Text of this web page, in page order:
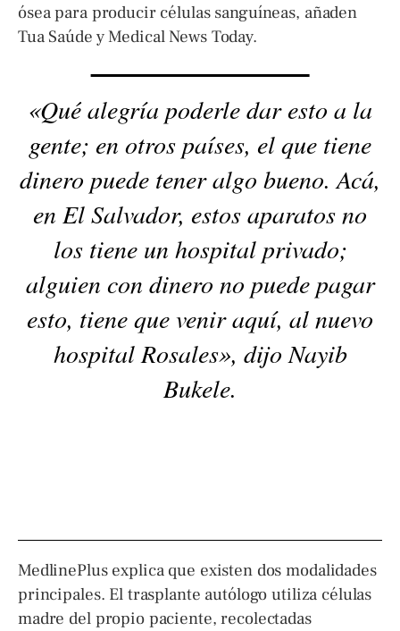
ósea para producir células sanguíneas, añaden
Tua Saúde y Medical News Today.
«Qué alegría poderle dar esto a la
gente; en otros países, el que tiene
dinero puede tener algo bueno. Acá,
en El Salvador, estos aparatos no
los tiene un hospital privado;
alguien con dinero no puede pagar
esto, tiene que venir aquí, al nuevo
hospital Rosales», dijo Nayib
Bukele.
MedlinePlus explica que existen dos modalidades
principales. El trasplante autólogo utiliza células
madre del propio paciente, recolectadas